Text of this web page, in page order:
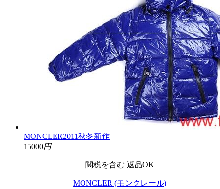
MONCLER2011秋冬新作
15000円
関税を含む 返品OK
MONCLER (モンクレール)